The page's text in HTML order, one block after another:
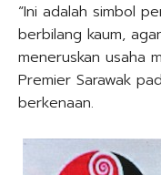
“Ini adalah simbol
berbilang kaum,
meneruskan usaha
Premier Sarawak
berkenaan.